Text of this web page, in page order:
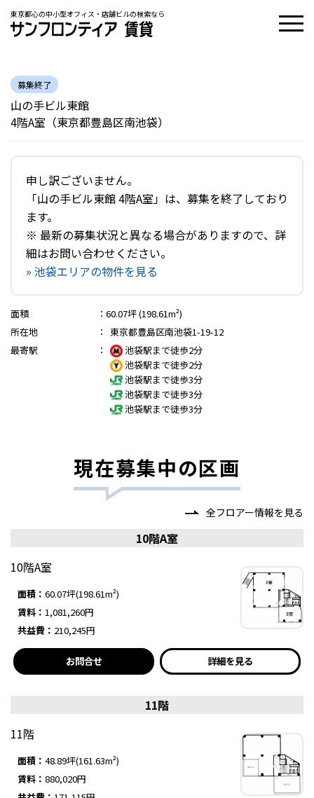
東京都心の中小型オフィス・店舗ビルの検索なら
募集終了
山の手ビル東館
4階A室（東京都豊島区南池袋）
申し訳ございません。
「山の手ビル東館 4階A室」は、募集を終了しており
ます。
※ 最新の募集状況と異なる場合がありますので、詳
細はお問い合わせください。
» 池袋エリアの物件を見る
面積 ： 60.07坪 (198.61m²)
所在地
：
東京都豊島区南池袋1-19-12
最寄駅
：
池袋駅まで徒歩2分
池袋駅まで徒歩2分
池袋駅まで徒歩3分
池袋駅まで徒歩3分
池袋駅まで徒歩3分
現在募集中の区画
全フロアー情報を見る
10階A室
10階A室
面積： 60.07坪(198.61m²)
賃料： 1,081,260円
共益費： 210,245円
お問合せ 詳細を見る
11階
11階
面積： 48.89坪(161.63m²)
賃料： 880,020円